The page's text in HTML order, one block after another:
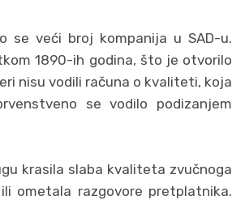
se veći broj kompanija u SAD-u.
1890-ih godina, što je otvorilo
nisu vodili računa o kvaliteti, koja
se vodilo podizanjem
krasila slaba kvaliteta zvučnoga
ometala razgovore pretplatnika.